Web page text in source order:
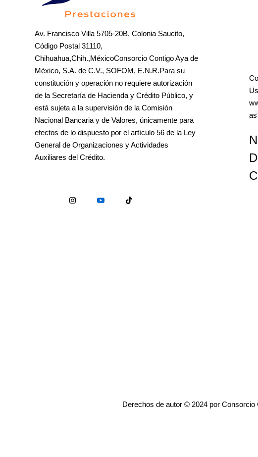
Av. Francisco Villa 5705-20B, Colonia Saucito,
Código Postal 31110,
Chihuahua,Chih.,MéxicoConsorcio Contigo Aya de
México, S.A. de C.V., SOFOM, E.N.R.Para su
constitución y operación no requiere autorización
de la Secretaría de Hacienda y Crédito Público, y
está sujeta a la supervisión de la Comisión
Nacional Bancaria y de Valores, únicamente para
efectos de lo dispuesto por el artículo 56 de la Ley
General de Organizaciones y Actividades
Auxiliares del Crédito.
as
Derechos de autor © 2024 por